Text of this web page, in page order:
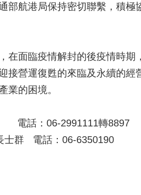
部航港局保持密切聯繫，積
在面臨疫情解封的後疫情時
接營運復甦的來臨及永續的
業的困境。
話：06-2991111轉8897
士群 電話：06-6350190